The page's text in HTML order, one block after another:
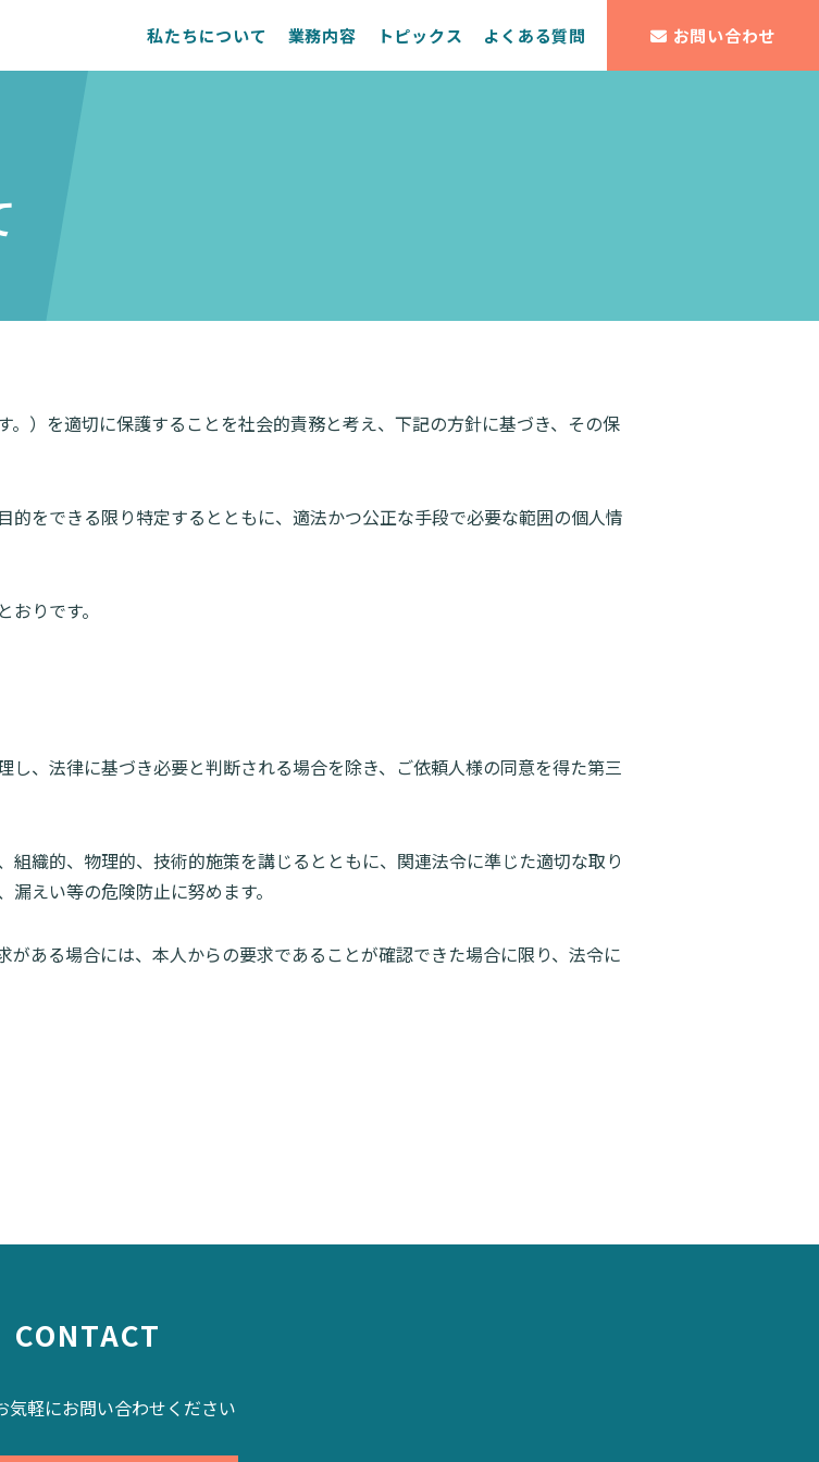
私たちについて 業務内容 トピックス よくある質問 お問い合わせ
）を適切に保護することを社会的責務と考え、下記の方針に基づき、その保
をできる限り特定するとともに、適法かつ公正な手段で必要な範囲の個人情
りです。
、法律に基づき必要と判断される場合を除き、ご依頼人様の同意を得た第三
織的、物理的、技術的施策を講じるとともに、関連法令に準じた適切な取り
えい等の危険防止に努めます。
ある場合には、本人からの要求であることが確認できた場合に限り、法令に
CONTACT
気軽にお問い合わせください